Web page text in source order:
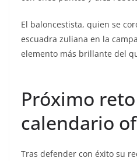
El baloncestista, quien se
escuadra zuliana en la
elemento más brillante del
Próximo
calendario
Tras defender con éxito su